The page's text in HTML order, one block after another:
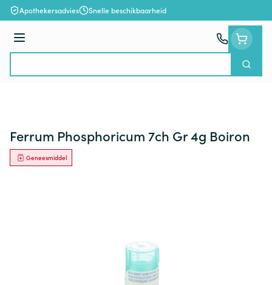
Ga naar de inhoud
Apothekersadvies Snelle beschikbaarheid
Menu
Zoek
Ferrum Phosphoricum 7ch Gr 4g Boiron
Geneesmiddel